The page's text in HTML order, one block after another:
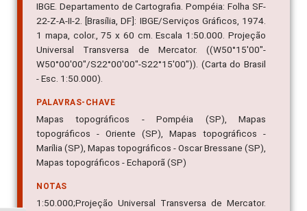
IBGE. Departamento de Cartografia. Pompéia: Folha SF-
22-Z-A-II-2. [Brasília, DF]: IBGE/Serviços Gráficos, 1974.
1 mapa, color., 75 x 60 cm. Escala 1:50.000. Projeção
Universal Transversa de Mercator. ((W50°15'00"-
W50°00'00"/S22°00'00"-S22°15'00")). (Carta do Brasil
- Esc. 1:50.000).
PALAVRAS-CHAVE
Mapas topográficos - Pompéia (SP), Mapas
topográficos - Oriente (SP), Mapas topográficos -
Marília (SP), Mapas topográficos - Oscar Bressane (SP),
Mapas topográficos - Echaporã (SP)
NOTAS
1:50.000;Projeção Universal Transversa de Mercator.